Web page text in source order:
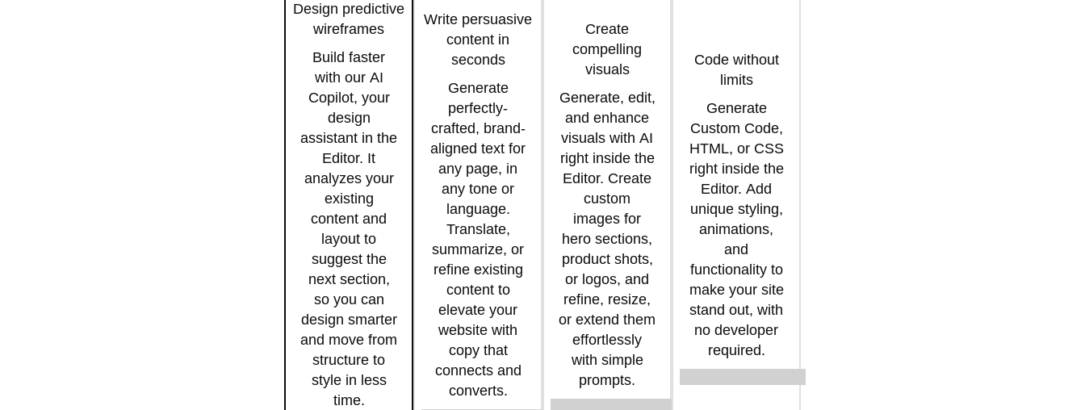
Design predictive
wireframes
Build faster
with our AI
Copilot, your
design
assistant in the
Editor. It
analyzes your
existing
content and
layout to
suggest the
next section,
so you can
design smarter
and move from
structure to
style in less
time.
Write persuasive
content in
seconds
Generate
perfectly-
crafted, brand-
aligned text for
any page, in
any tone or
language.
Translate,
summarize, or
refine existing
content to
elevate your
website with
copy that
connects and
converts.
Create
compelling
visuals
Generate, edit,
and enhance
visuals with AI
right inside the
Editor. Create
custom
images for
hero sections,
product shots,
or logos, and
refine, resize,
or extend them
effortlessly
with simple
prompts.
Code without
limits
Generate
Custom Code,
HTML, or CSS
right inside the
Editor. Add
unique styling,
animations,
and
functionality to
make your site
stand out, with
no developer
required.